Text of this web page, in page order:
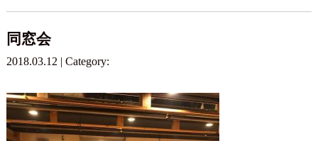
同窓会
2018.03.12 | Category: